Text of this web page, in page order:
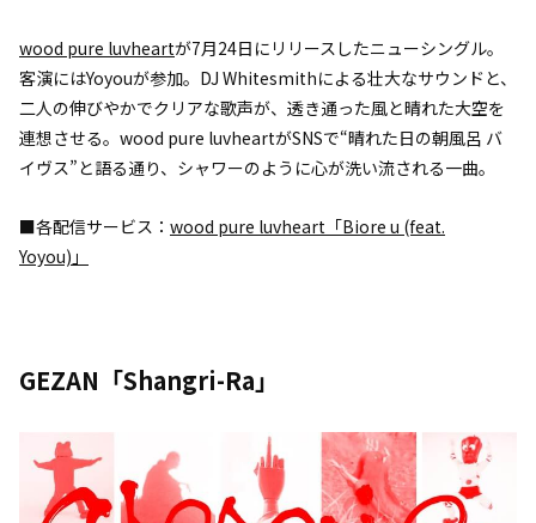
wood pure luvheartが7月24日にリリースしたニューシングル。
客演にはYoyouが参加。DJ Whitesmithによる壮大なサウンドと、
二人の伸びやかでクリアな歌声が、透き通った風と晴れた大空を
連想させる。wood pure luvheartがSNSで“晴れた日の朝風呂 バ
イヴス”と語る通り、シャワーのように心が洗い流される一曲。
■各配信サービス： wood pure luvheart「Biore u (feat.
Yoyou)」
GEZAN「Shangri-Ra」